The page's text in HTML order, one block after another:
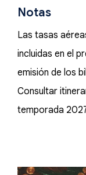
Notas
Las tasas
incluidas en el
emisión de los
Consultar
temporada